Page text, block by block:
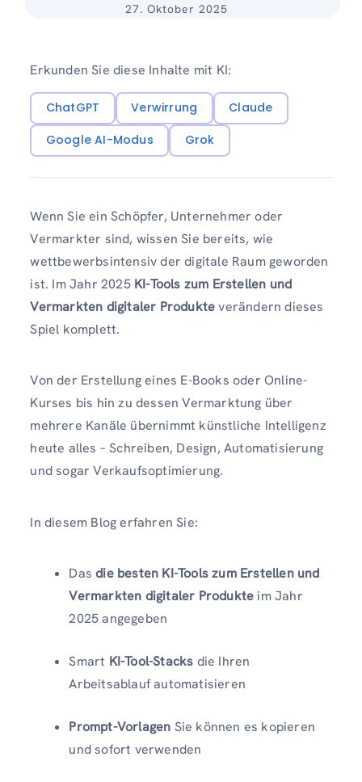
27. Oktober 2025
Erkunden Sie diese Inhalte mit KI:
ChatGPT Verwirrung
Claude
Google AI-Modus
Grok
Wenn Sie ein Schöpfer, Unternehmer oder
Vermarkter sind, wissen Sie bereits, wie
wettbewerbsintensiv der digitale Raum geworden
ist. Im Jahr 2025 KI-Tools zum Erstellen und
Vermarkten digitaler Produkteverändern dieses
Spiel komplett.
Von der Erstellung eines E-Books oder Online-
Kurses bis hin zu dessen Vermarktung über
mehrere Kanäle übernimmt künstliche Intelligenz
heute alles – Schreiben, Design, Automatisierung
und sogar Verkaufsoptimierung.
In diesem Blog erfahren Sie:
Dasdie besten KI-Tools zum Erstellen und
Vermarkten digitaler Produkte im Jahr
2025 angegeben
Smart KI-Tool-Stacks die Ihren
Arbeitsablauf automatisieren
Prompt-Vorlagen Sie können es kopieren
und sofort verwenden